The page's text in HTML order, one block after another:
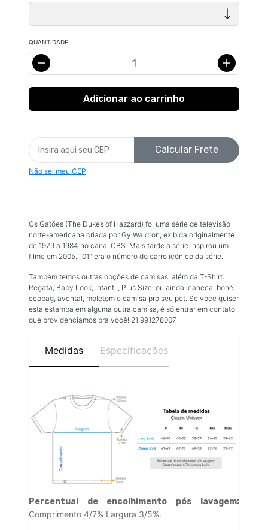
QUANTIDADE
Calcular Frete
Não sei meu CEP
Os Gatões (The Dukes of Hazzard) foi uma série de televisão
norte-americana criada por Gy Waldron, exibida originalmente
de 1979 a 1984 no canal CBS. Mais tarde a série inspirou um
filme em 2005. "01" era o número do carro icônico da série.
Também temos outras opções de camisas, além da T-Shirt:
Regata, Baby Look, Infantil, Plus Size; ou ainda, caneca, boné,
ecobag, avental, moletom e camisa pro seu pet. Se você quiser
esta estampa em alguma outra camisa, é só entrar em contato
que providenciamos pra você! 21 991278007
Medidas Especificações
Percentual de encolhimento pós lavagem:
Comprimento 4/7% Largura 3/5%.